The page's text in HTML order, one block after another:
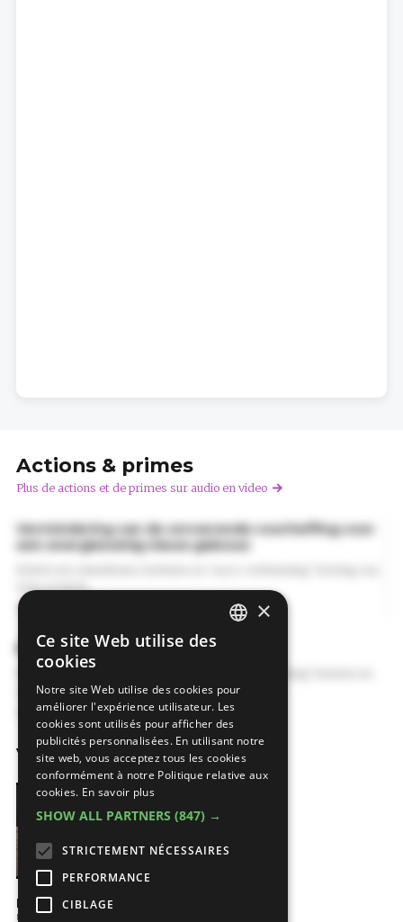
Actions & primes
Plus de actions et de primes sur audio en video
Voir toutes les primes
Vermindering van de onroerende voorheffing voor
een energiezuinig nieuw gebouw
50% of 100%
Savoir plus
Bouwen en verbouwen
verbouwen contrueren en fabriceren erkend
Savoir plus
Vidéos
KNX pour votre maison
Nadenken over bouwen
×
Ce site Web utilise des
cookies
Notre site Web utilise des cookies pour
améliorer l'expérience utilisateur. Les
cookies sont utilisés pour afficher des
publicités personnalisées. En utilisant notre
site web, vous acceptez tous les cookies
conformément à notre Politique relative aux
cookies. En savoir plus
SHOW ALL PARTNERS (847) →
STRICTEMENT NÉCESSAIRES
PERFORMANCE
CIBLAGE